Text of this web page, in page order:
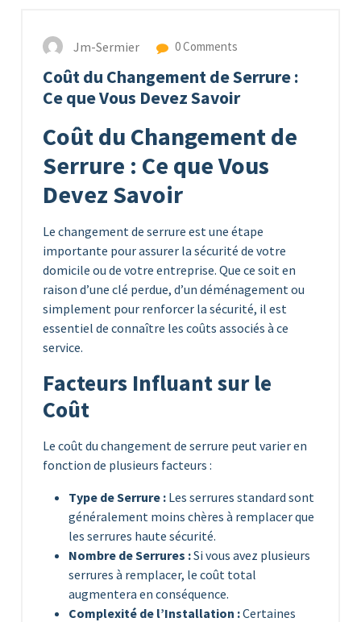
Jm-Sermier 0 Comments
Coût du Changement de Serrure :
Ce que Vous Devez Savoir
Coût du Changement de
Serrure : Ce que Vous
Devez Savoir
Le changement de serrure est une étape
importante pour assurer la sécurité de votre
domicile ou de votre entreprise. Que ce soit en
raison d’une clé perdue, d’un déménagement ou
simplement pour renforcer la sécurité, il est
essentiel de connaître les coûts associés à ce
service.
Facteurs Influant sur le
Coût
Le coût du changement de serrure peut varier en
fonction de plusieurs facteurs :
Type de Serrure : Les serrures standard sont
généralement moins chères à remplacer que
les serrures haute sécurité.
Nombre de Serrures :Si vous avez plusieurs
serrures à remplacer, le coût total
augmentera en conséquence.
Complexité de l’Installation :Certaines